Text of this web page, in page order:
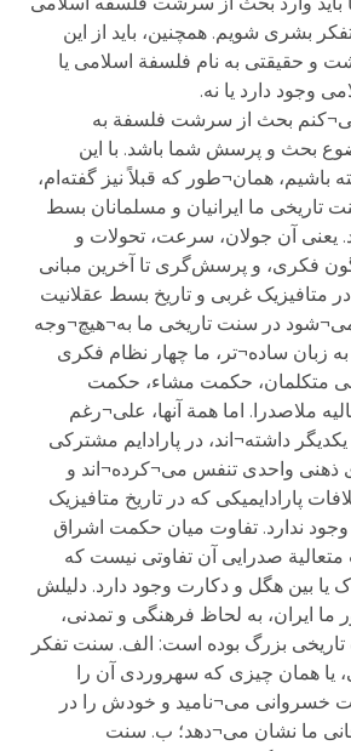
بشری شویم. همچنین، باید از این
و حقیقتی به نام فلسفة اسلامی یا
وجود دارد یا نه.
بحث از سرشت فلسفة به
بحث و پرسش شما باشد. با این
باشیم، همان¬طور که قبلاً نیز گفته‌ام،
تاریخی ما ایرانیان و مسلمانان بسط
یعنی آن جولان، سرعت، تحولات و
فکری، و پرسش‌گری تا آخرین مبانی
در متافیزیک غربی و تاریخ بسط عقلانیت
در سنت تاریخی ما به¬هیچ¬وجه
زبان ساده¬تر، ما چهار نظام فکری
متکلمان، حکمت مشاء، حکمت
ملاصدرا. اما همة آنها، علی¬رغم
یکدیگر داشته¬اند، در پارادایم مشترکی
ذهنی واحدی تنفس می¬کرده¬اند و
پارادایمیکی که در تاریخ متافیزیک
ندارد. تفاوت میان حکمت اشراق
صدرایی آن تفاوتی نیست که
یا بین هگل و دکارت وجود دارد. دلیلش
ایران، به لحاظ فرهنگی و تمدنی،
بزرگ بوده است: الف. سنت تفکر
یا همان چیزی که سهروردی آن را
خسروانی می¬نامید و خودش را در
ما نشان می¬دهد؛ ب. سنت